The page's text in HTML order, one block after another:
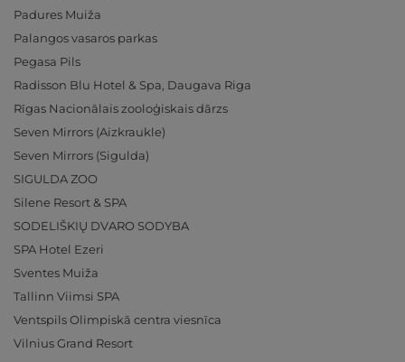
Padures Muiža
Palangos vasaros parkas
Pegasa Pils
Radisson Blu Hotel & Spa, Daugava Riga
Rīgas Nacionālais zooloģiskais dārzs
Seven Mirrors (Aizkraukle)
Seven Mirrors (Sigulda)
SIGULDA ZOO
Silene Resort & SPA
SODELIŠKIŲ DVARO SODYBA
SPA Hotel Ezeri
Sventes Muiža
Tallinn Viimsi SPA
Ventspils Olimpiskā centra viesnīca
Vilnius Grand Resort